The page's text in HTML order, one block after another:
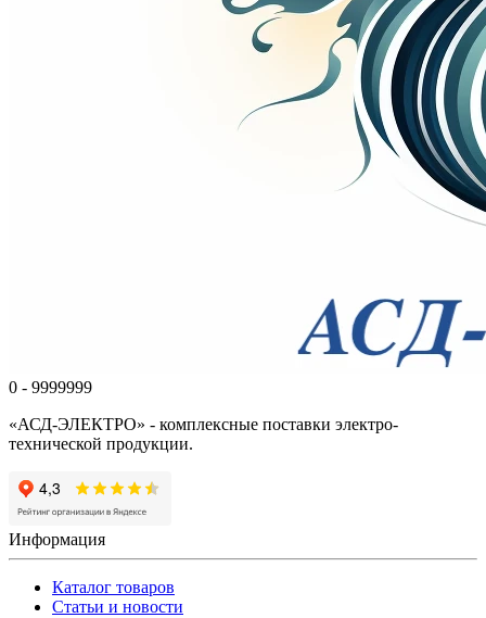
0 - 9999999
«АСД-ЭЛЕКТРО» - комплексные поставки электро-
технической продукции.
Информация
Каталог товаров
Статьи и новости